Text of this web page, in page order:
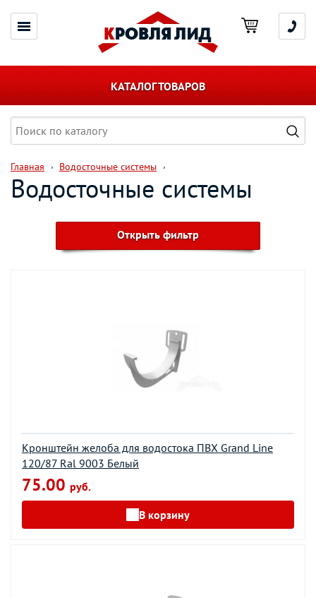
КАТАЛОГ ТОВАРОВ
Главная Водосточные системы
Водосточные системы
Открыть фильтр
Кронштейн желоба для водостока ПВХ Grand Line
120/87 Ral 9003 Белый
75.00 руб.
В корзину